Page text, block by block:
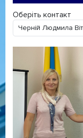
Оберіть контакт